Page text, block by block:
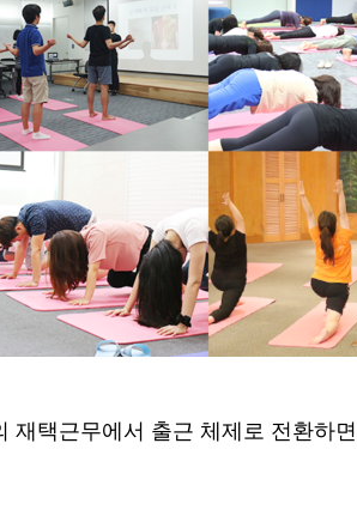
재택근무에서 출근 체제로 전환하